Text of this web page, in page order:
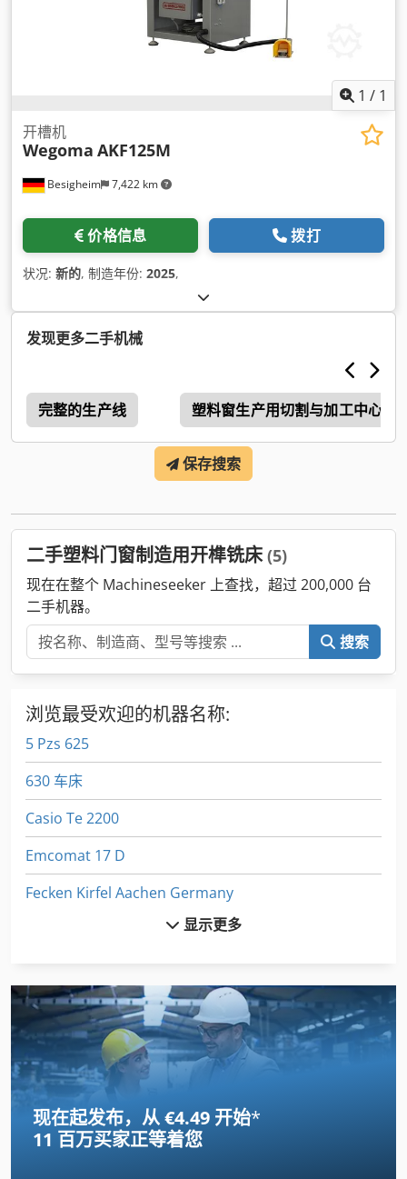
1 / 1
Besigheim 7,422 km
开槽机
Wegoma AKF125M
价格信息 拨打
状况: 新的, 制造年份: 2025,
发现更多二手机械
完整的生产线 塑料窗生产用切割与加工中心
保存搜索
二手塑料门窗制造用开榫铣床(5)
现在在整个 Machineseeker 上查找，超过 200,000 台
二手机器。
搜索
浏览最受欢迎的机器名称:
5 Pzs 625
630 车床
Casio Te 2200
Emcomat 17 D
Fecken Kirfel Aachen Germany
Fz 0
Gildemeister Ct 20
International 434
Linde
Newton 20
显示更多
现在起发布，从 €4.49 开始*
11 百万买家正等着您